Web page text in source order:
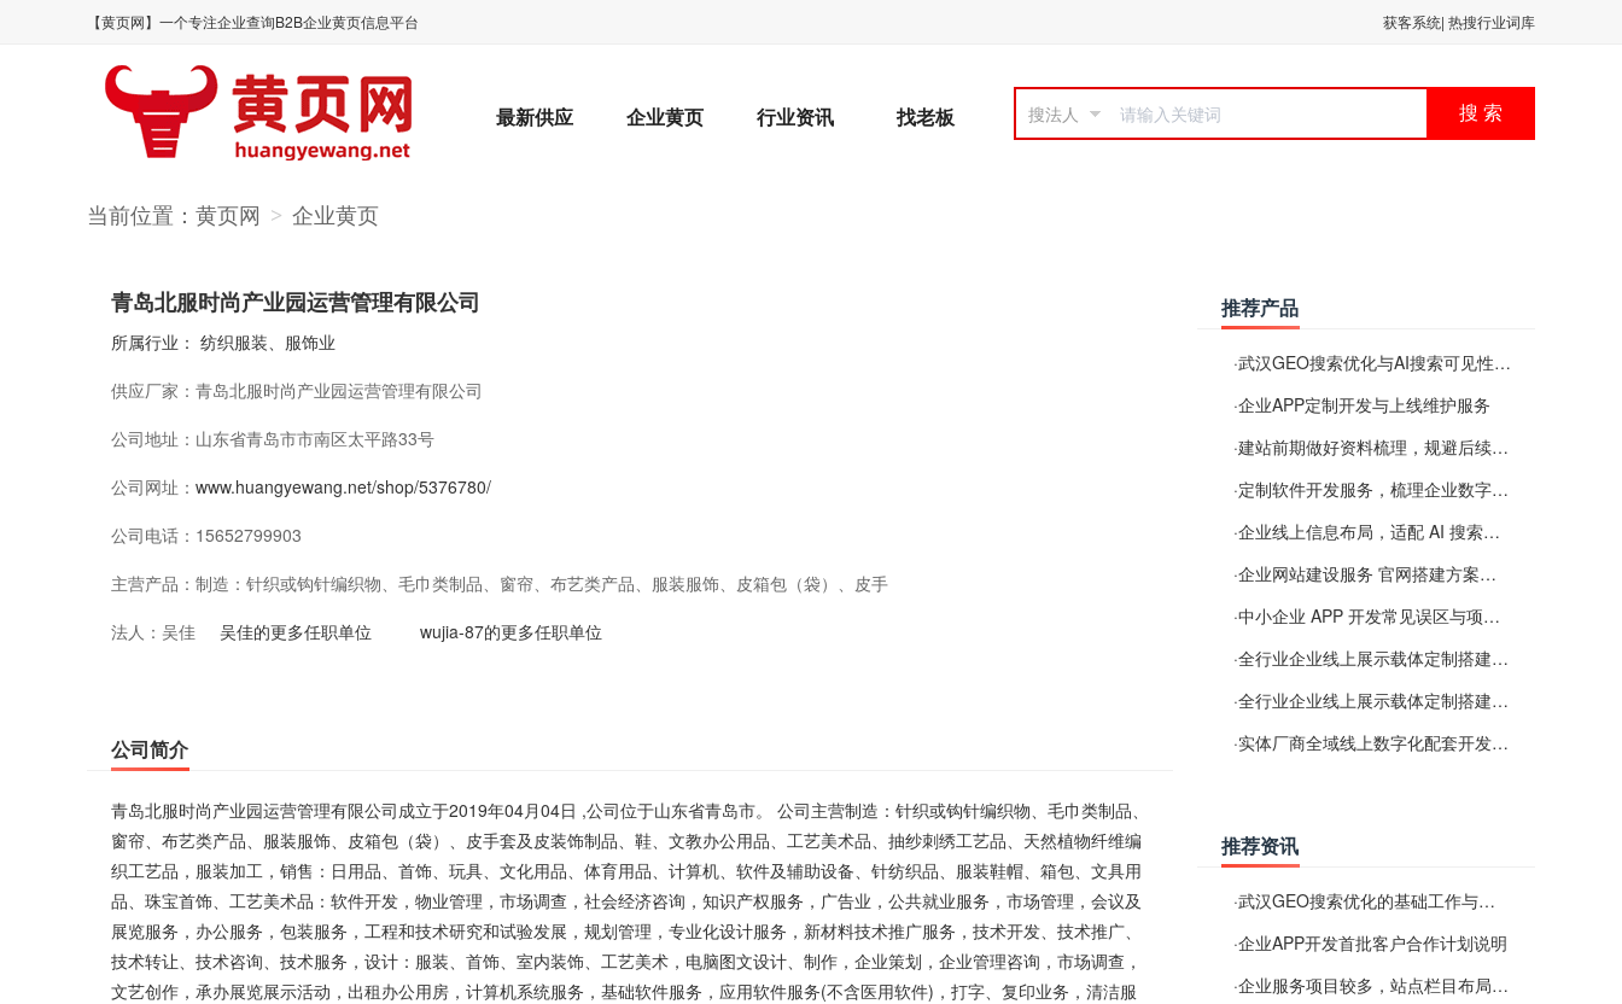
【黄页网】一个专注企业查询B2B企业黄页信息平台 获客系统| 热搜行业词库
最新供应 企业黄页 行业资讯 找老板 搜法人 搜 索
当前位置： 黄页网 > 企业黄页
青岛北服时尚产业园运营管理有限公司
所属行业： 纺织服装、服饰业
供应厂家： 青岛北服时尚产业园运营管理有限公司
公司地址： 山东省青岛市市南区太平路33号
公司网址： www.huangyewang.net/shop/5376780/
公司电话： 15652799903
主营产品： 制造：针织或钩针编织物、毛巾类制品、窗帘、布艺类产品、服装服饰、皮箱包（袋）、皮手
套及皮装饰制品、鞋、文教办公用品、工艺美术品、抽纱刺绣工艺品、天然植物纤维编织工艺
务，办公服务，包装服务，工程和技术研究和试验发展，规划管理，专业化设计服务，新材料
技术推广服务，技术开发、技术推广、技术转让、技术咨询、技术服务，设计：服装、首饰、
室内装饰、工艺美术，电脑图文设计、制作，企业策划，企业管理咨询，市场调查，文艺创
作，承办展览展示活动，出租办公用房，计算机系统服务，基础软件服务，应用软件服务(不
法人： 吴佳 吴佳的更多任职单位 wujia-87的更多任职单位
公司简介
青岛北服时尚产业园运营管理有限公司成立于2019年04月04日 ,公司位于山东省青岛市。 公司主营制造：针织或钩针编织物、毛巾类制品、
窗帘、布艺类产品、服装服饰、皮箱包（袋）、皮手套及皮装饰制品、鞋、文教办公用品、工艺美术品、抽纱刺绣工艺品、天然植物纤维编
织工艺品，服装加工，销售：日用品、首饰、玩具、文化用品、体育用品、计算机、软件及辅助设备、针纺织品、服装鞋帽、箱包、文具用
品、珠宝首饰、工艺美术品：软件开发，物业管理，市场调查，社会经济咨询，知识产权服务，广告业，公共就业服务，市场管理，会议及
展览服务，办公服务，包装服务，工程和技术研究和试验发展，规划管理，专业化设计服务，新材料技术推广服务，技术开发、技术推广、
技术转让、技术咨询、技术服务，设计：服装、首饰、室内装饰、工艺美术，电脑图文设计、制作，企业策划，企业管理咨询，市场调查，
文艺创作，承办展览展示活动，出租办公用房，计算机系统服务，基础软件服务，应用软件服务(不含医用软件)，打字、复印业务，清洁服
推荐产品
·武汉GEO搜索优化与AI搜索可见性服务
·企业APP定制开发与上线维护服务
·建站前期做好资料梳理，规避后续各类使用难题
·定制软件开发服务，梳理企业数字化落地常见难点
·企业线上信息布局，适配 AI 搜索需要留意这些要点
·企业网站建设服务 官网搭建方案经验分享
·中小企业 APP 开发常见误区与项目规划实用经验
·全行业企业线上展示载体定制搭建服务
·全行业企业线上展示载体定制搭建服务
·实体厂商全域线上数字化配套开发与地域检索优化服务
推荐资讯
·武汉GEO搜索优化的基础工作与实施思路
·企业APP开发首批客户合作计划说明
·企业服务项目较多，站点栏目布局规划参考思路